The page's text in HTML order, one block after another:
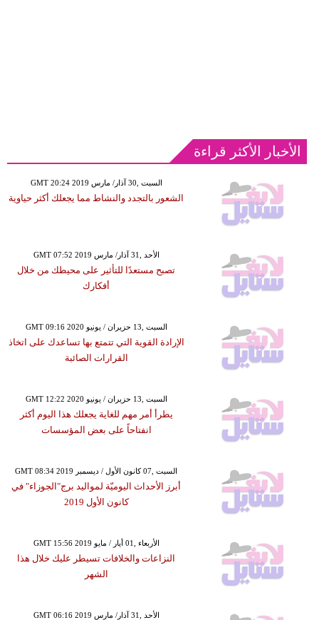
الأخبار الأكثر قراءة
GMT 20:24 2019 السبت ,30 آذار/ مارس
الشعور بالتجدد والنشاط مما يجعلك أكثر حياوية
GMT 07:52 2019 الأحد ,31 آذار/ مارس
تصبح مستعدًا للتأثير على محيطك من خلال
أفكارك
GMT 09:16 2020 السبت ,13 حزيران / يونيو
الإرادة القوية التي تتمتع بها تساعدك على اتخاذ
القرارات الصائبة
GMT 12:22 2020 السبت ,13 حزيران / يونيو
يطرأ أمر مهم للغاية يجعلك هذا اليوم أكثر
انفتاحاً على بعض المؤسسات
GMT 08:34 2019 السبت ,07 كانون الأول / ديسمبر
أبرز الأحداث اليوميّة لمواليد برج"الجوزاء" في
كانون الأول 2019
GMT 15:56 2019 الأربعاء ,01 أيار / مايو
النزاعات والخلافات تسيطر عليك خلال هذا
الشهر
GMT 06:16 2019 الأحد ,31 آذار/ مارس